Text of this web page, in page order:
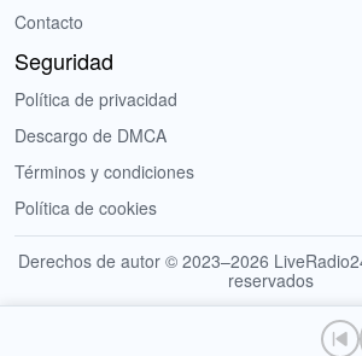
Contacto
Seguridad
Política de privacidad
Descargo de DMCA
Términos y condiciones
Política de cookies
Derechos de autor © 2023–2026
reservados